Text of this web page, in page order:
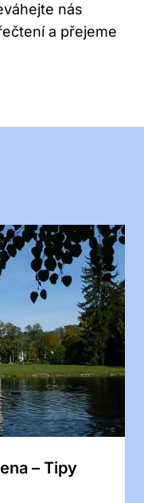
nás
a přejeme
– Tipy